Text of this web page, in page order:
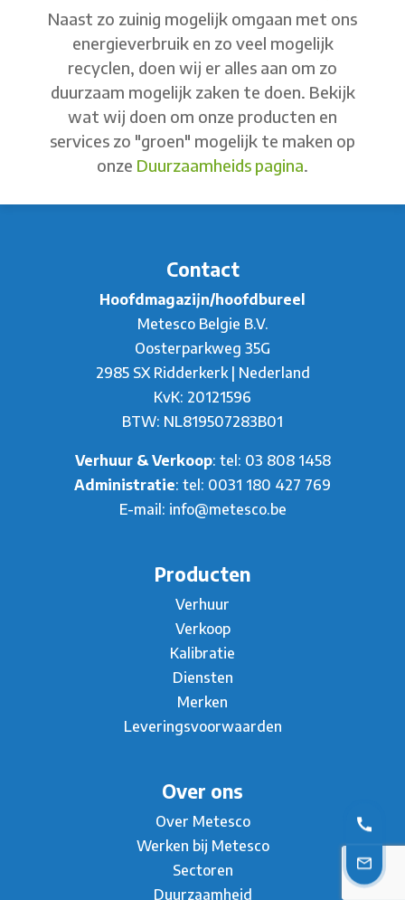
Naast zo zuinig mogelijk omgaan met ons
energieverbruik en zo veel mogelijk
recyclen, doen wij er alles aan om zo
duurzaam mogelijk zaken te doen. Bekijk
wat wij doen om onze producten en
services zo "groen" mogelijk te maken op
onze Duurzaamheids pagina.
Contact
Hoofdmagazijn/hoofdbureel
Metesco Belgie B.V.
Oosterparkweg 35G
2985 SX Ridderkerk | Nederland
KvK: 20121596
BTW: NL819507283B01
Verhuur & Verkoop: tel: 03 808 1458
Administratie: tel: 0031 180 427 769
E-mail: info@metesco.be
Producten
Verhuur
Verkoop
Kalibratie
Diensten
Merken
Leveringsvoorwaarden
Over ons
Over Metesco
Werken bij Metesco
Sectoren
Duurzaamheid